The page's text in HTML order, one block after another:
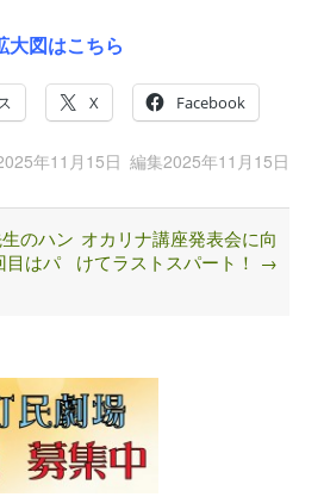
大図はこちら
X Facebook
年11月15日 編集2025年11月15日
のハン
目はパ
オカリナ講座発表会に向
けてラストスパート！ →